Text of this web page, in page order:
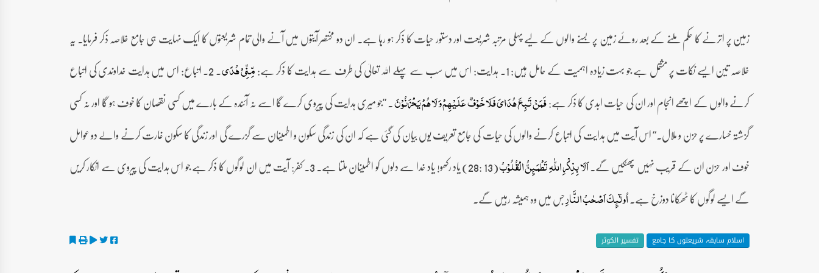
زمین پر اترنے کا حکم ملنے کے بعد روئے زمین پر بسنے والوں کے لیے پہلی مرتبہ شریعت اور دستور حیات کا ذکر ہو رہا ہے۔ ان دو مختصر آیتوں میں آنے والی تمام شریعتوں کا ایک نہایت ہی جامع خلاصہ ذکر فرمایا۔ یہ
خلاصہ تین ایسے نکات پر مشتمل ہے جو بہت زیادہ اہمیت کے حامل ہیں: 1۔ ہدایت: اس میں سب سے پہلے اللہ تعالیٰ کی طرف سے ہدایت کا ذکر ہے:
مِّنِّیۡ ہُدًی ۔ 2۔ اتباع: اس میں ہدایت خداوندی کی اتباع
کرنے والوں کے اچھے انجام اور ان کی حیات ابدی کا ذکر ہے:فَمَنۡ تَبِعَ ہُدَایَ فَلَا خَوۡفٌ عَلَیۡہِمۡ وَ لَا ہُمۡ یَحۡزَنُوۡنَ۔ ”جو میری ہدایت کی پیروی کرے گا اسے نہ آئندہ کے بارے میں کسی نقصان کا خوف ہو گا اور نہ کسی
گزشتہ خسارے پر حزن و ملال۔“ اس آیت میں ہدایت کی اتباع کرنے والوں کی حیات کی جامع تعریف یوں بیان کی گئی ہے کہ ان کی زندگی سکون و اطمینان سے گزرے گی اور زندگی کا سکون غارت کرنے والے دو عوامل
خوف اور حزن ان کے قریب نہیں پھٹکیں گے۔اَلَا بِذِکۡرِ اللّٰہِ تَطۡمَئِنُّ الۡقُلُوۡبُ
(13 :28) یاد رکھو! یاد خدا سے دلوں کو اطمینان ملتا ہے۔ 3۔ کفر: آیت میں ان لوگوں کا ذکر ہے جو اس ہدایت کی پیروی سے انکار کریں
گے ایسے لوگوں کا ٹھکانا دوزخ ہے۔اُولٰٓئِکَ اَصۡحٰبُ النَّارِجس میں وہ ہمیشہ رہیں گے۔
اسلام سابقہ شریعتوں کا جامع تفسیر الکوثر